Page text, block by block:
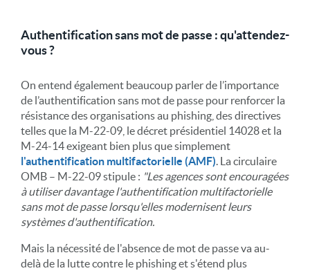
Authentification sans mot de passe : qu'attendez-
vous ?
On entend également beaucoup parler de l’importance
de l’authentification sans mot de passe pour renforcer la
résistance des organisations au phishing, des directives
telles que la M-22-09, le décret présidentiel 14028 et la
M-24-14 exigeant bien plus que simplement
l'authentification multifactorielle (AMF) . La circulaire
OMB – M-22-09 stipule : "Les agences sont encouragées
à utiliser davantage l'authentification multifactorielle
sans mot de passe lorsqu'elles modernisent leurs
systèmes d'authentification.
Mais la nécessité de l'absence de mot de passe va au-
delà de la lutte contre le phishing et s'étend plus